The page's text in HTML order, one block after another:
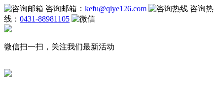
咨询邮箱： kefu@qiye126.com
咨询热
线： 0431-88981105
微信扫一扫，关注我们最新活动